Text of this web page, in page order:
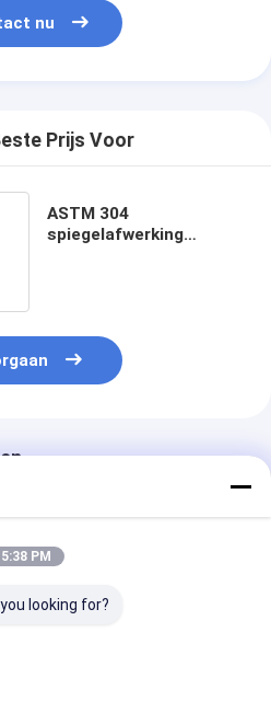
nu
Prijs Voor
ASTM 304
spiegelafwerking
5:38 PM
looking for?